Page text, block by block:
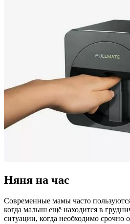
Няня на час
Современные мамы часто
когда малыш ещё находится в
ситуации, когда необходимо срочно